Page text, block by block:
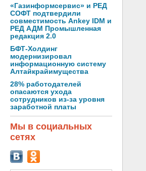
«Газинформсервис» и РЕД
СОФТ подтвердили
совместимость Ankey IDM и
РЕД АДМ Промышленная
редакция 2.0
БФТ-Холдинг
модернизировал
информационную систему
Алтайкрайимущества
28% работодателей
опасаются ухода
сотрудников из-за уровня
заработной платы
Мы в социальных
сетях